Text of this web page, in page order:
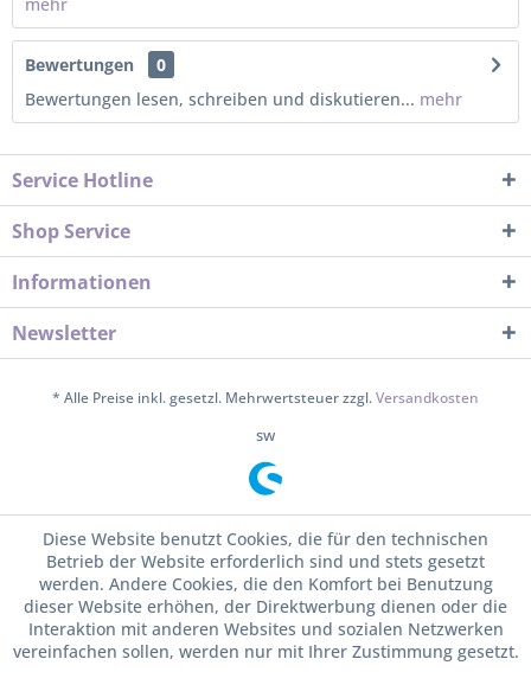
Bewertungen
0
Bewertungen lesen, schreiben und diskutieren... mehr
Service Hotline
Shop Service
Informationen
Newsletter
* Alle Preise inkl. gesetzl. Mehrwertsteuer zzgl.Versandkosten
sw
Diese Website benutzt Cookies, die für den technischen
Betrieb der Website erforderlich sind und stets gesetzt
werden. Andere Cookies, die den Komfort bei Benutzung
dieser Website erhöhen, der Direktwerbung dienen oder die
Interaktion mit anderen Websites und sozialen Netzwerken
vereinfachen sollen, werden nur mit Ihrer Zustimmung gesetzt.